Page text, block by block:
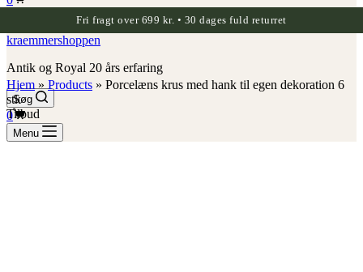
Fri fragt over 699 kr. • 30 dages fuld returret
kraemmershoppen
Antik og Royal 20 års erfaring
Søg
Indkøbskurv
0
Menu
Hjem » Products » Porcelæns krus med hank til egen dekoration 6
stk
Tilbud